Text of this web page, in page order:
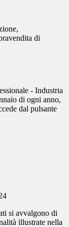
di
- Industria
di ogni anno,
dal pulsante
si avvalgono di
illustrate nella